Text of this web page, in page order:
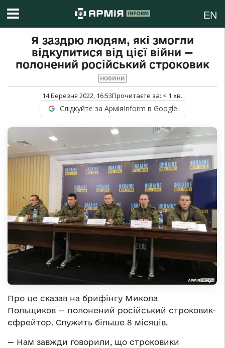
EN
Я заздрю людям, які змогли
відкупитися від цієї війни —
полонений російський строковик
НОВИНИ
14 Березня 2022, 16:53Прочитаєте за: < 1 хв.
Слідкуйте за АрміяInform в Google
Про це сказав на брифінгу Микола
Польщиков — полонений російський строковик-
єфрейтор. Служить більше 8 місяців.
— Нам завжди говорили, що строковики